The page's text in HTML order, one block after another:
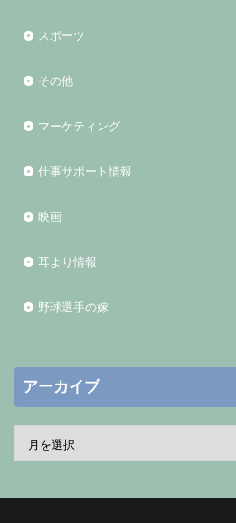
スポーツ
その他
マーケティング
仕事サポート情報
映画
耳より情報
野球選手の嫁
アーカイブ